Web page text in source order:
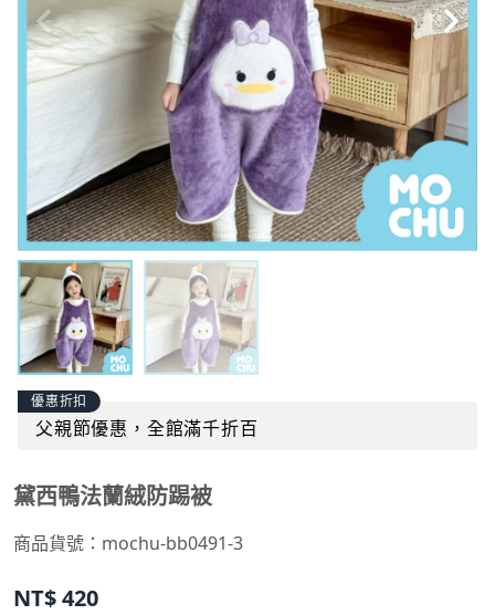
優惠折扣
父親節優惠，全館滿千折百
黛西鴨法蘭絨防踢被
商品貨號： mochu-bb0491-3
NT$420